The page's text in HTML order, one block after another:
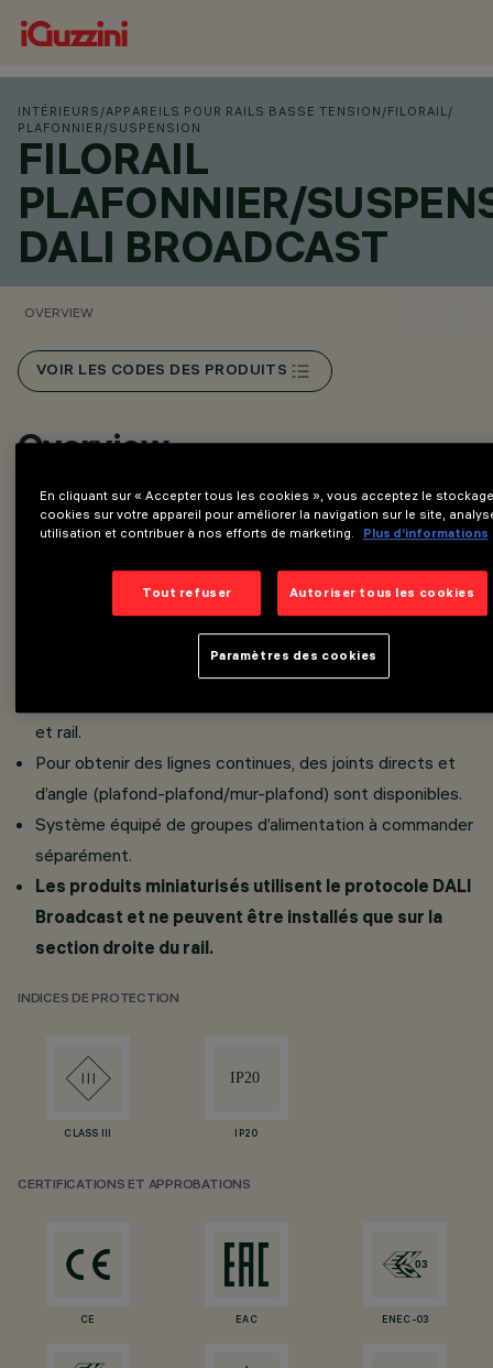
INTÉRIEURS /APPAREILS POUR RAILS BASSE TENSION /FILORAIL/
PLAFONNIER/SUSPENSION
FILORAIL
PLAFONNIER/
DALI BROADCAST
OVERVIEW
VOIR LES CODES DES PRODUITS
Overview
Rail minimaliste 48V (16A) prévu pour le logement de
Disponibilité de rails courbés à trois rayons de courbure.
Système de rails à basse tension 48V étudié pour
applications en surface et en suspension.
et rail.
Pour obtenir des lignes continues, des joints directs et
d’angle (plafond-plafond/mur-plafond) sont disponibles.
Système équipé de groupes d’alimentation à commander
séparément.
Les produits miniaturisés utilisent le protocole DALI
Broadcast et ne peuvent être installés que sur la
section droite du rail.
INDICES DE PROTECTION
CLASS III IP20
CERTIFICATIONS ET APPROBATIONS
CE EAC ENEC-03
En cliquant sur « Accepter tous les cookies », vous acceptez le
cookies sur votre appareil pour améliorer la navigation sur le site,
utilisation et contribuer à nos efforts de marketing.
Plus d’informations
Tout refuser Autoriser tous les cookies
Paramètres des cookies